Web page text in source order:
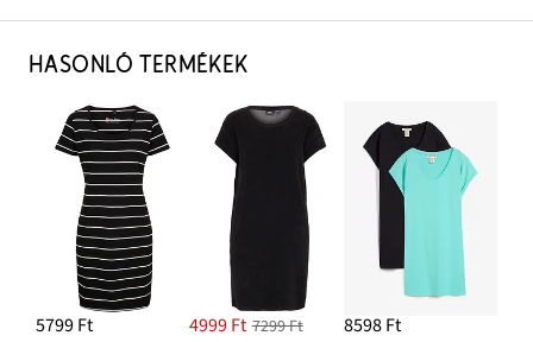
HASONLÓ TERMÉKEK
5799 Ft 4999 Ft 7299 Ft 8598 Ft